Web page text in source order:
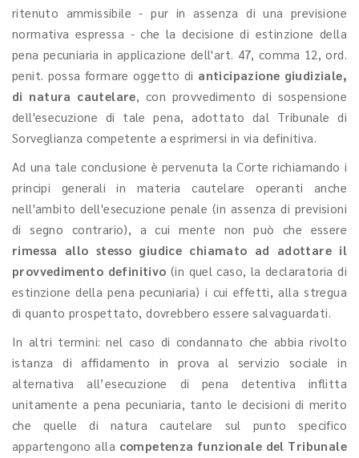
ritenuto ammissibile - pur in assenza di una previsione
normativa espressa - che la decisione di estinzione della
pena pecuniaria in applicazione dell'art. 47, comma 12, ord.
penit. possa formare oggetto di anticipazione giudiziale,
di natura cautelare, con provvedimento di sospensione
dell'esecuzione di tale pena, adottato dal Tribunale di
Sorveglianza competente a esprimersi in via definitiva.
Ad una tale conclusione è pervenuta la Corte richiamando i
principi generali in materia cautelare operanti anche
nell'ambito dell'esecuzione penale (in assenza di previsioni
di segno contrario), a cui mente non può che essere
rimessa allo stesso giudice chiamato ad adottare il
provvedimento definitivo (in quel caso, la declaratoria di
estinzione della pena pecuniaria) i cui effetti, alla stregua
di quanto prospettato, dovrebbero essere salvaguardati.
In altri termini: nel caso di condannato che abbia rivolto
istanza di affidamento in prova al servizio sociale in
alternativa all’esecuzione di pena detentiva inflitta
unitamente a pena pecuniaria, tanto le decisioni di merito
che quelle di natura cautelare sul punto specifico
appartengono alla competenza funzionale del Tribunale